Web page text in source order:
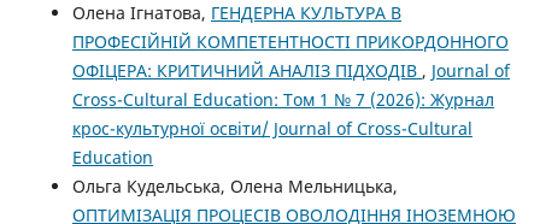
Олена Ігнатова, ГЕНДЕРНА КУЛЬТУРА В
ПРОФЕСІЙНІЙ КОМПЕТЕНТНОСТІ ПРИКОРДОННОГО
ОФІЦЕРА: КРИТИЧНИЙ АНАЛІЗ ПІДХОДІВ , Journal of
Cross-Cultural Education: Том 1 № 7 (2026): Журнал
крос-культурної освіти/ Journal of Cross-Cultural
Education
Ольга Кудельська, Олена Мельницька,
ОПТИМІЗАЦІЯ ПРОЦЕСІВ ОВОЛОДІННЯ ІНОЗЕМНОЮ